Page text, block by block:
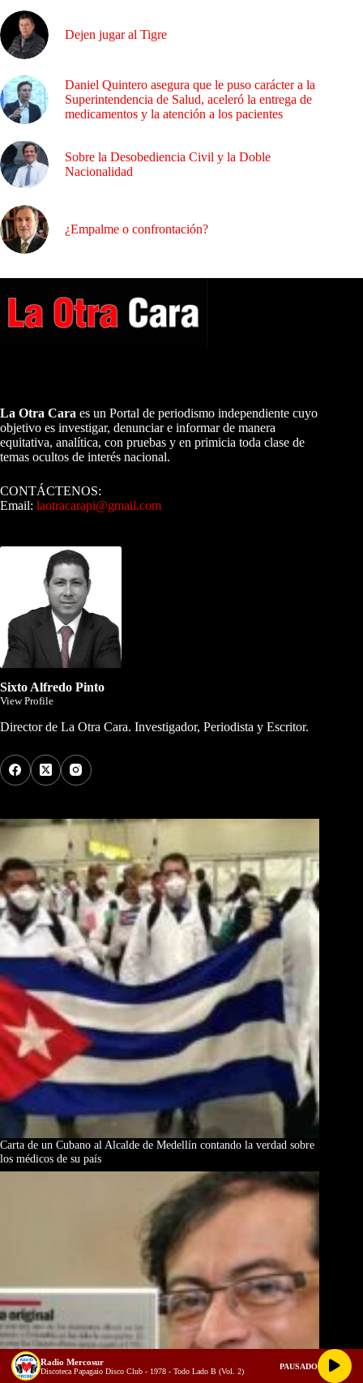
Dejen jugar al Tigre
Daniel Quintero asegura que le puso carácter a la
Superintendencia de Salud, aceleró la entrega de
medicamentos y la atención a los pacientes
Sobre la Desobediencia Civil y la Doble
Nacionalidad
¿Empalme o confrontación?
La Otra Cara es un Portal de periodismo independiente cuyo
objetivo es investigar, denunciar e informar de manera
equitativa, analítica, con pruebas y en primicia toda clase de
temas ocultos de interés nacional.
CONTÁCTENOS:
Email: laotracarapi@gmail.com
Sixto Alfredo Pinto
View Profile
Director de La Otra Cara. Investigador, Periodista y Escritor.
Carta de un Cubano al Alcalde de Medellín contando la verdad sobre
los médicos de su país
Radio Mercosur
Discoteca Papagaio Disco Club - 1978 - Todo Lado B (Vol. 2)
PAUSADO